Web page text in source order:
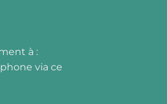
à :
via ce